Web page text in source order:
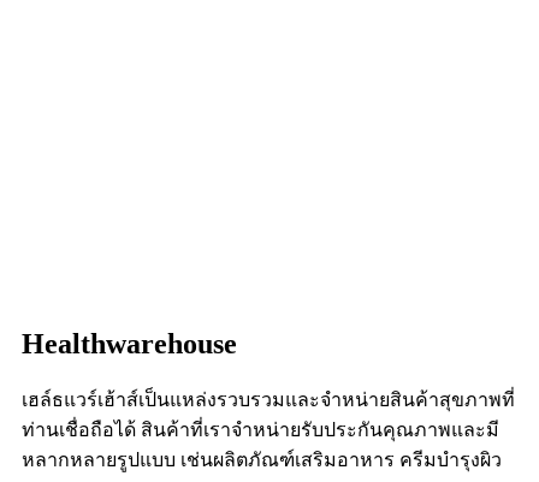
Healthwarehouse
เฮล์ธแวร์เฮ้าส์เป็นแหล่งรวบรวมและจำหน่ายสินค้าสุขภาพที่
ท่านเชื่อถือได้ สินค้าที่เราจำหน่ายรับประกันคุณภาพและมี
หลากหลายรูปแบบ เช่นผลิตภัณฑ์เสริมอาหาร ครีมบำรุงผิว